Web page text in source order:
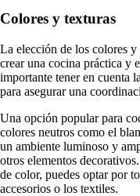
Colores y texturas
La elección de los colores y
crear una cocina práctica y
importante tener en cuenta
para asegurar una
Una opción popular para
colores neutros como el
un ambiente luminoso y
otros elementos
de color, puedes optar por
accesorios o los textiles.